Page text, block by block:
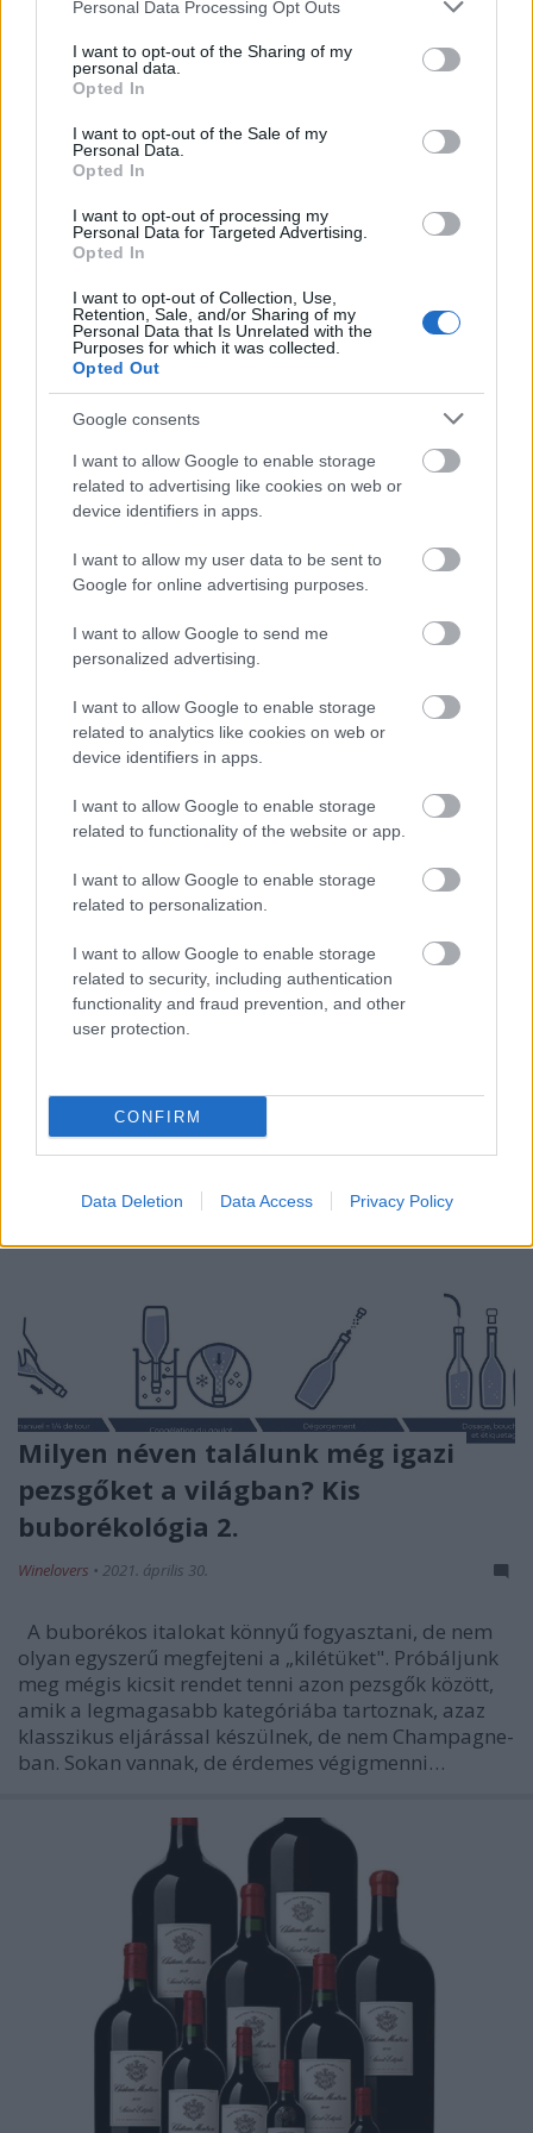
not limited to your visit or usage behaviour. You may click to
grant or deny consent to Google and its third-party tags to
use your data for below specified purposes in below Google
consent section.
Personal Data Processing Opt Outs
I want to opt-out of the Sharing of my
personal data.
Opted In
I want to opt-out of the Sale of my
Personal Data.
Opted In
I want to opt-out of processing my
Personal Data for Targeted Advertising.
Opted In
I want to opt-out of Collection, Use,
Retention, Sale, and/or Sharing of my
Personal Data that Is Unrelated with the
Purposes for which it was collected.
Opted Out
Google consents
I want to allow Google to enable storage
related to advertising like cookies on web or
device identifiers in apps.
I want to allow my user data to be sent to
Google for online advertising purposes.
I want to allow Google to send me
personalized advertising.
I want to allow Google to enable storage
related to analytics like cookies on web or
device identifiers in apps.
I want to allow Google to enable storage
related to functionality of the website or app.
I want to allow Google to enable storage
related to personalization.
I want to allow Google to enable storage
related to security, including authentication
functionality and fraud prevention, and other
user protection.
CONFIRM
Data Deletion Data Access Privacy Policy
Mikor áldás és mikor átok a
botritisz?
A Tokaji borok különlegességét talán senkinek sem
kell bemutatni. Nem csupán hazánkban, de
világszerte is ismert és elismert borok kerülnek ki a
borászok kezei közül évről évre ebből a régióból, ami
egyre nagyobb érdeklődésre ad okot mind a
turisták, mind a borkedvelők körében.
Rozé a kertből – a homok és a pink
Winelovers•2021. augusztus 27.
A Duna-borrégió körbejárása során kötelességünk
beszélni a rozé és a régió kapcsolatáról. Fogadjátok
szeretettel e heti cikkünket.
Milyen néven találunk még igazi
pezsgőket a világban? Kis
buborékológia 2.
Winelovers • 2021. április 30.
A buborékos italokat könnyű fogyasztani, de nem
olyan egyszerű megfejteni a „kilétüket". Próbáljunk
meg mégis kicsit rendet tenni azon pezsgők között,
amik a legmagasabb kategóriába tartoznak, azaz
klasszikus eljárással készülnek, de nem Champagne-
ban. Sokan vannak, de érdemes végigmenni…